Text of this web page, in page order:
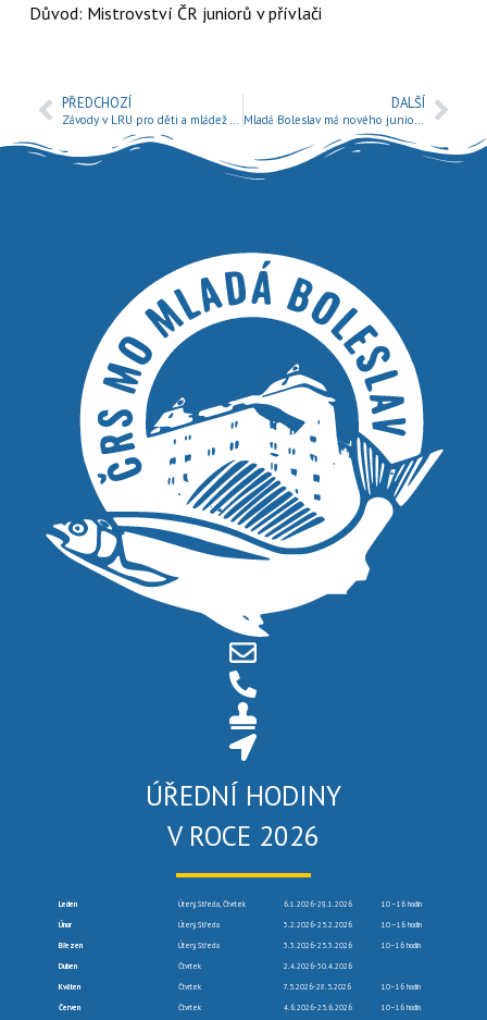
Důvod: Mistrovství ČR juniorů v přívlači
PŘEDCHOZÍ
Závody v LRU pro děti a mládež – Mladá Boleslav 2.9.2018
DALŠÍ
Mladá Boleslav má nového juniorského mezinárodního mistra České republiky v přívlači
ÚŘEDNÍ HODINY
V ROCE 2026
Leden Úterý, Středa, Čtvrtek 6.1.2026-29.1.2026 10 –16 hodin
Únor Úterý, Středa 3.2.2026-25.2.2026 10 –16 hodin
Březen Úterý, Středa 3.3.2026-25.3.2026 10–16 hodin
Duben Čtvrtek 2.4.2026-30.4.2026
Květen Čtvrtek 7.5.2026-28.5.2026 10–16 hodin
Červen Čtvrtek 4.6.2026-25.6.2026 10–16 hodin